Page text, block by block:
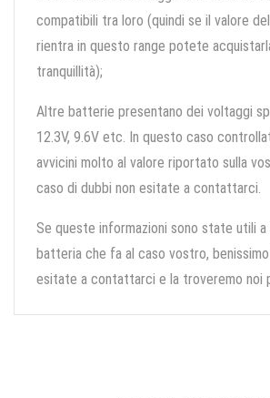
compatibili tra loro (quindi se il valore
rientra in questo range potete
tranquillità);
Altre batterie presentano dei voltaggi
12.3V, 9.6V etc. In questo caso
avvicini molto al valore riportato sulla
caso di dubbi non esitate a contattarci.
Se queste informazioni sono state utili
batteria che fa al caso vostro,
esitate a contattarci e la troveremo noi